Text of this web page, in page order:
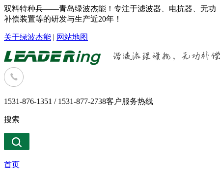
双料特种兵——青岛绿波杰能！专注于滤波器、电抗器、无功
补偿装置等的研发与生产近20年！
关于绿波杰能 | 网站地图
1531-876-1351 / 1531-877-2738客户服务热线
搜索
首页